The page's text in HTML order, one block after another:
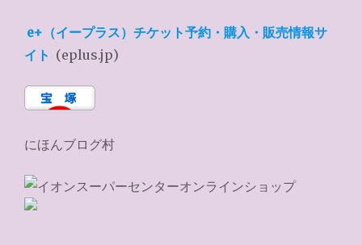
e+（イープラス）チケット予約・購入・販売情報サ
イト (eplus.jp)
にほんブログ村